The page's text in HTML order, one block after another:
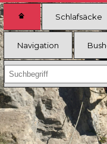
Schlafsäcke
Navigation